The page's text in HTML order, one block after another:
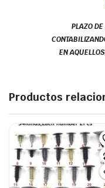
PLAZO
EN
Productos